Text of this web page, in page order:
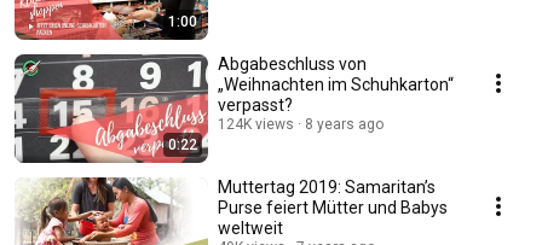
1:00
0:22
Abgabeschluss von
„Weihnachten im Schuhkarton“
verpasst?
124K views 8 years ago
Muttertag 2019: Samaritan’s
Purse feiert Mütter und Babys
weltweit